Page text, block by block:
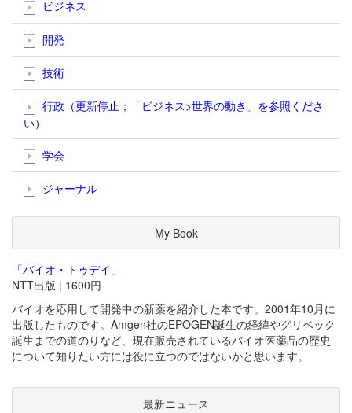
ビジネス
開発
技術
行政（更新停止；「ビジネス>世界の動き」を参照くださ
い）
学会
ジャーナル
My Book
「バイオ・トゥデイ」
NTT出版 | 1600円
バイオを応用して開発中の新薬を紹介した本です。2001年10月に
出版したものです。Amgen社のEPOGEN誕生の経緯やグリベック
誕生までの道のりなど、現在販売されているバイオ医薬品の歴史
について知りたい方には役に立つのではないかと思います。
最新ニュース